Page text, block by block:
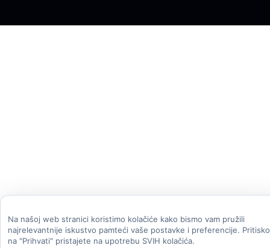
Na našoj web stranici koristimo kolačiće kako bismo vam pružili
najrelevantnije iskustvo pamteći vaše postavke i preferencije.
na "Prihvati" pristajete na upotrebu SVIH kolačića.